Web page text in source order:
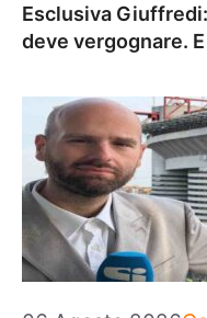
Esclusiva
deve vergognare.